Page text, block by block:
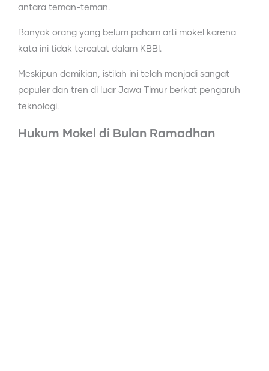
antara teman-teman.
Banyak orang yang belum paham arti mokel karena
kata ini tidak tercatat dalam KBBI.
Meskipun demikian, istilah ini telah menjadi sangat
populer dan tren di luar Jawa Timur berkat pengaruh
teknologi.
Hukum Mokel di Bulan Ramadhan